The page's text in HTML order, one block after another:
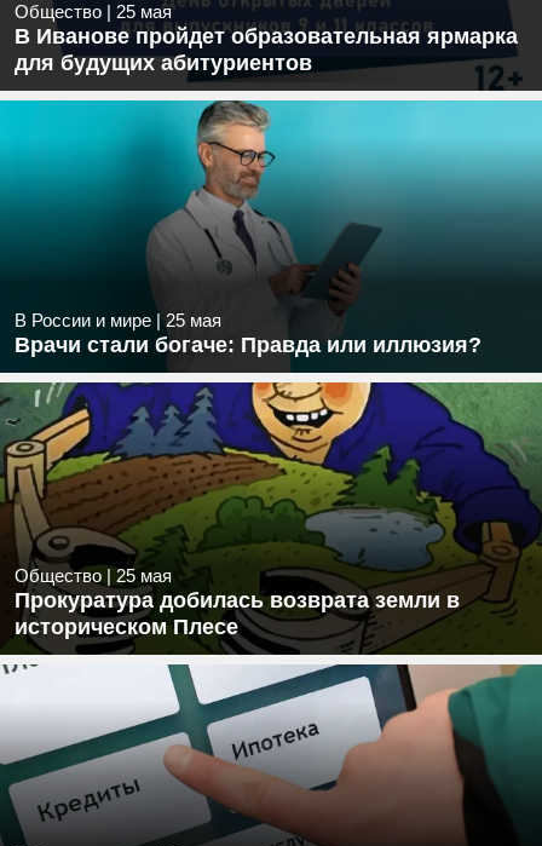
Общество | 25 мая
В Иванове пройдет образовательная ярмарка
для будущих абитуриентов
В России и мире |25 мая
Врачи стали богаче: Правда или иллюзия?
Общество | 25 мая
Прокуратура добилась возврата земли в
историческом Плесе